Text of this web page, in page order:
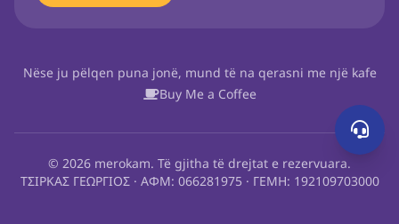
Nëse ju pëlqen puna jonë, mund të na qerasni me një kafe
Buy Me a Coffee
© 2026 merokam. Të gjitha të drejtat e rezervuara.
ΤΣΙΡΚΑΣ ΓΕΩΡΓΙΟΣ · ΑΦΜ: 066281975 · ΓΕΜΗ: 192109703000